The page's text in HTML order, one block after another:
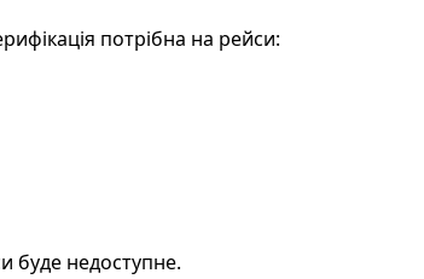
потрібна на рейси:
буде недоступне.